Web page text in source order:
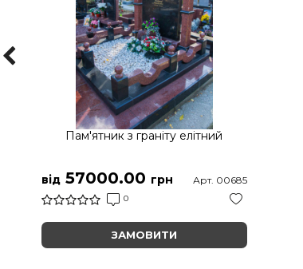
Пам'ятник з граніту елітний
від 57000.00 грн
0
Арт. 00685
ЗАМОВИТИ